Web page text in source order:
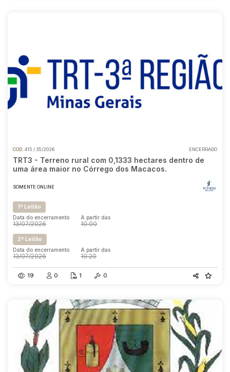
COD. 415 / 35/2026 ENCERRADO
TRT3 - Terreno rural com 0,1333 hectares dentro de
uma área maior no Córrego dos Macacos.
SOMENTE ONLINE
1º Leilão
Data do encerramento
13/07/2026
A partir das
10:00
2º Leilão
Data do encerramento
13/07/2026
A partir das
10:20
19 0 1 0